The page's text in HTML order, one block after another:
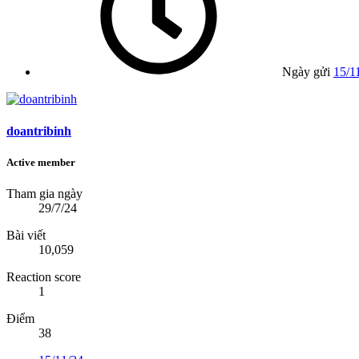
Ngày gửi 15/
doantribinh
Active member
Tham gia ngày
29/7/24
Bài viết
10,059
Reaction score
1
Điểm
38